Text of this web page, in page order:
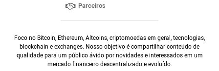
Parceiros
Foco no Bitcoin, Ethereum, Altcoins, criptomoedas em geral, tecnologias,
blockchain e exchanges. Nosso objetivo é compartilhar conteúdo de
qualidade para um público ávido por novidades e interessados em um
mercado financeiro descentralizado e evoluído.